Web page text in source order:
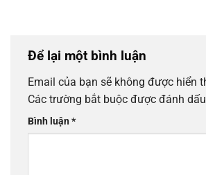
Để lại một bình luận
Email của bạn sẽ không được hiển
Các trường bắt buộc được đánh dấu
Bình luận*